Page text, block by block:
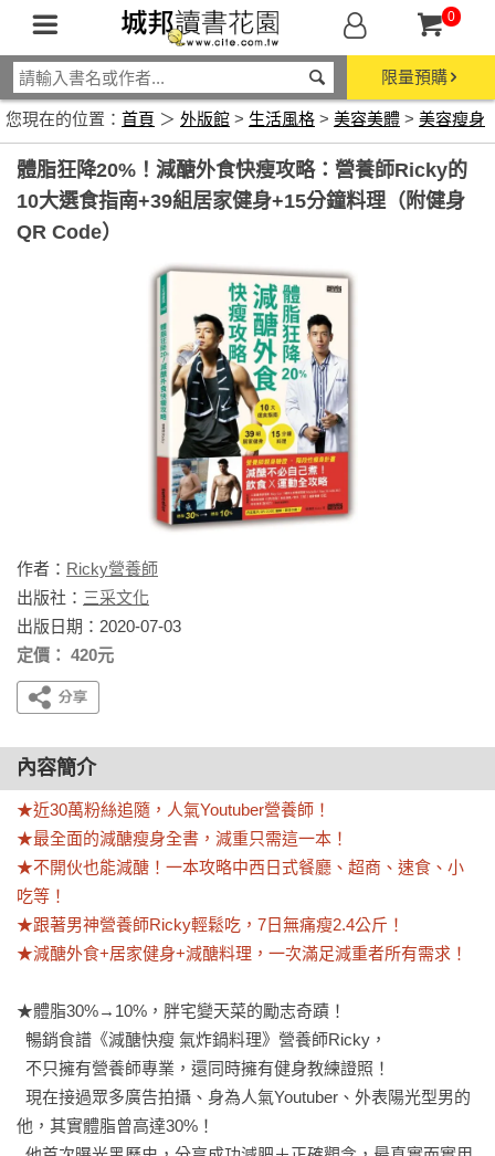
0
限量預購
您現在的位置： 首頁 ＞ 外版館 > 生活風格 > 美容美體 > 美容瘦身
體脂狂降20%！減醣外食快瘦攻略：營養師Ricky的
10大選食指南+39組居家健身+15分鐘料理（附健身
QR Code）
作者： Ricky營養師
出版社： 三采文化
出版日期：2020-07-03
定價： 420元
內容簡介
★近30萬粉絲追隨，人氣Youtuber營養師！
★最全面的減醣瘦身全書，減重只需這一本！
★不開伙也能減醣！一本攻略中西日式餐廳、超商、速食、小
吃等！
★跟著男神營養師Ricky輕鬆吃，7日無痛瘦2.4公斤！
★減醣外食+居家健身+減醣料理，一次滿足減重者所有需求！
★體脂30%→10%，胖宅變天菜的勵志奇蹟！
他，其實體脂曾高達30%！